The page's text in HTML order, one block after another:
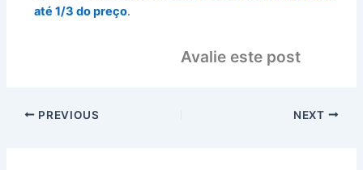
até 1/3 do preço.
Avalie este post
PREVIOUS NEXT